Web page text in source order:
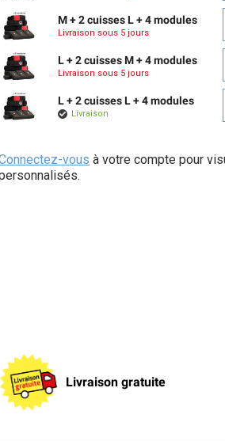
M + 2 cuisses L + 4 modules
Livraison sous 5 jours
L + 2 cuisses M + 4 modules
Livraison sous 5 jours
L + 2 cuisses L + 4 modules
Livraison
vous à votre compte pour
Livraison gratuite